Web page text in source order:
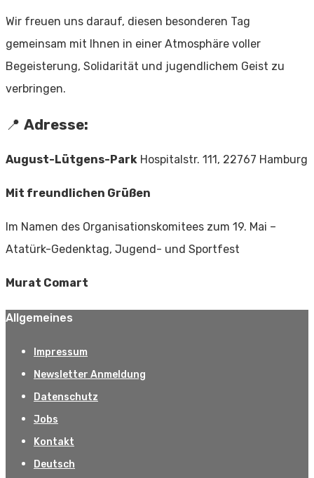
Wir freuen uns darauf, diesen besonderen Tag
gemeinsam mit Ihnen in einer Atmosphäre voller
Begeisterung, Solidarität und jugendlichem Geist zu
verbringen.
📍 Adresse:
August-Lütgens-Park Hospitalstr. 111, 22767 Hamburg
Mit freundlichen Grüßen
Im Namen des Organisationskomitees zum 19. Mai –
Atatürk-Gedenktag, Jugend- und Sportfest
Murat Comart
Allgemeines
Impressum
Newsletter Anmeldung
Datenschutz
Jobs
Kontakt
Deutsch